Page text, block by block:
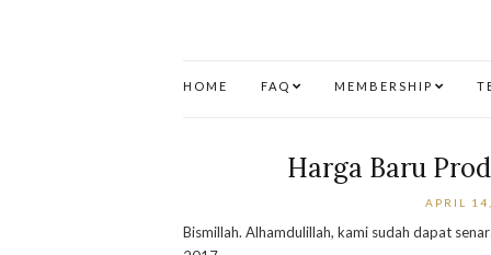
HOME FAQ MEMBERSHIP
Harga Baru
APRIL
Bismillah. Alhamdulillah, kami sudah dapat